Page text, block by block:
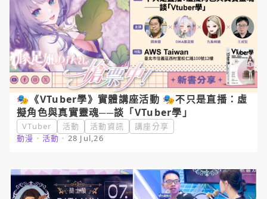
🎭《VTuber學》實體講座活動 🎭不只是直播：虛
擬角色與真實靈魂──談「VTuber學」
VTuber 活動 活動資訊
講座分享
動漫 ・ 活動 ・ 28 Jul,26